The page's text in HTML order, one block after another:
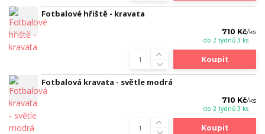
Fotbalové hřiště - kravata
710 Kč/ks
do 2 týdnů 3 ks
Koupit
Fotbalová kravata - světle modrá
710 Kč/ks
do 2 týdnů 3 ks
Koupit